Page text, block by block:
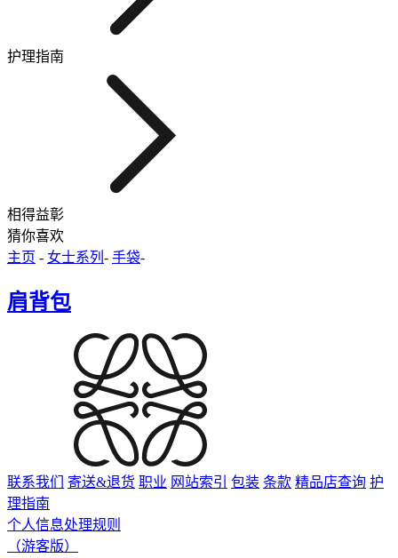
护理指南
相得益彰
猜你喜欢
主页 - 女士系列 - 手袋-
肩背包
联系我们 寄送&退货 职业 网站索引 包装 条款 精品店查询 护
理指南
个人信息处理规则
（游客版）